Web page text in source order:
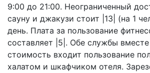
9:00 до 21:00. Неограниченный
сауну и джакузи стоит |13| (на 1
день. Плата за пользование
составляет |5|. Обе службы вместе
стоимость входит пользование
халатом и шкафчиком отеля.